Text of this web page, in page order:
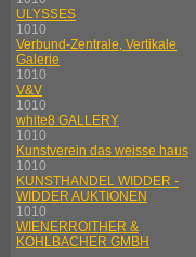
ULYSSES
1010
Verbund-Zentrale, Vertikale
Galerie
1010
V&V
1010
white8 GALLERY
1010
Kunstverein das weisse haus
1010
KUNSTHANDEL WIDDER -
WIDDER AUKTIONEN
1010
WIENERROITHER &
KOHLBACHER GMBH